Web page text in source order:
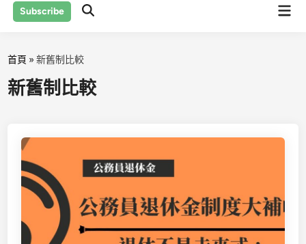
Subscribe
Open
首頁 »新舊制比較
新舊制比較